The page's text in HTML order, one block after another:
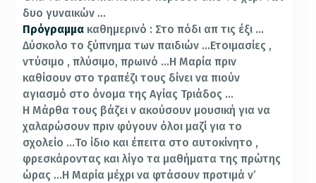
δυο γυναικών …
Πρόγραμμακαθημερινό : Στο πόδι απ τις έξι …
Δύσκολο το ξύπνημα των παιδιών …Ετοιμασίες ,
ντύσιμο , πλύσιμο, πρωινό …Η Μαρία πριν
καθίσουν στο τραπέζι τους δίνει να πιούν
αγιασμό στο όνομα της Αγίας Τριάδος …
Η Μάρθα τους βάζει ν ακούσουν μουσική για να
χαλαρώσουν πριν φύγουν όλοι μαζί για το
σχολείο …Το ίδιο και έπειτα στο αυτοκίνητο ,
φρεσκάροντας και λίγο τα μαθήματα της πρώτης
ώρας …Η Μαρία μέχρι να φτάσουν προτιμά ν’